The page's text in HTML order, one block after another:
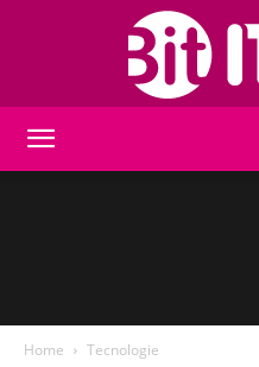
Home Tecnologie